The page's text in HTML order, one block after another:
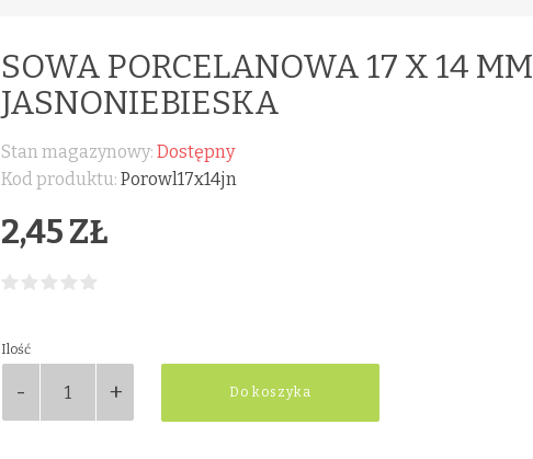
SOWA PORCELANOWA 17 X 14 MM
JASNONIEBIESKA
Stan magazynowy: Dostępny
Kod produktu: Porowl17x14jn
2,45 ZŁ
Ilość
Do koszyka